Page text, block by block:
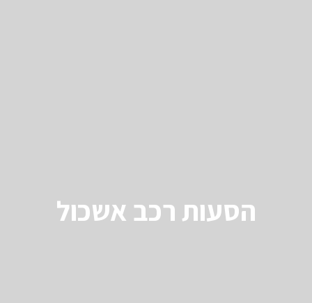
הסעות רכב אשכול